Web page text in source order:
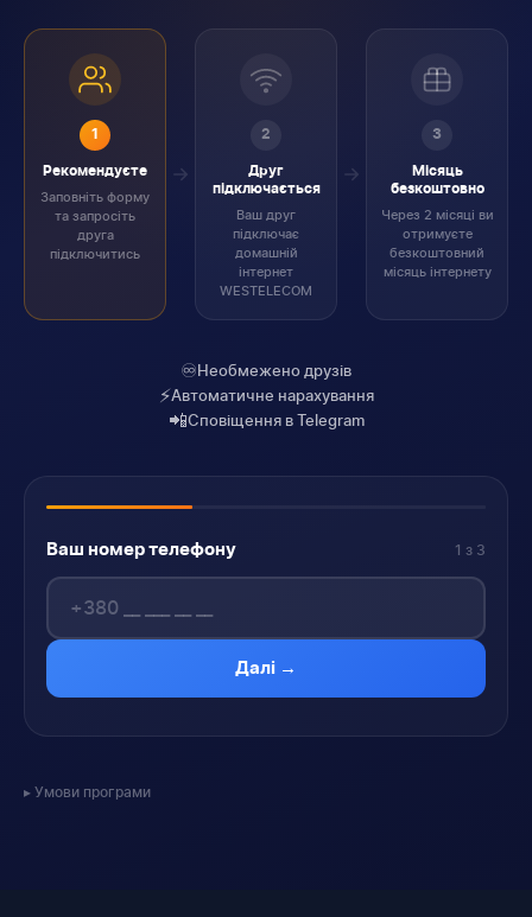
1
Рекомендуєте
Заповніть форму
та запросіть
друга
підключитись
2
Друг
підключається
Ваш друг
підключає
домашній
інтернет
WESTELECOM
3
Місяць
безкоштовно
Через 2 місяці ви
отримуєте
безкоштовний
місяць інтернету
♾️Необмежено друзів
⚡Автоматичне нарахування
📲Сповіщення в Telegram
Ваш номер телефону 1 з 3
Далі →
Умови програми